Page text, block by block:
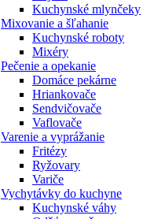
Kuchynské mlynčeky
Mixovanie a šľahanie
Kuchynské roboty
Mixéry
Pečenie a opekanie
Domáce pekárne
Hriankovače
Sendvičovače
Vaflovače
Varenie a vyprážanie
Fritézy
Ryžovary
Variče
Vychytávky do kuchyne
Kuchynské váhy